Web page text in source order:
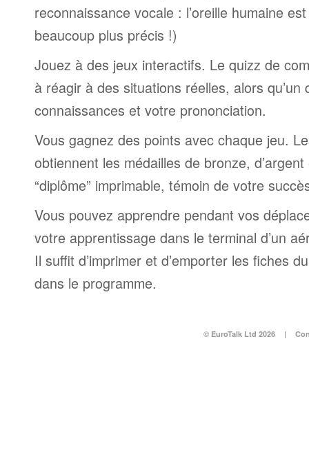
reconnaissance vocale : l’oreille humaine
beaucoup plus précis !)
Jouez à des jeux interactifs. Le quizz de
à réagir à des situations réelles, alors
connaissances et votre prononciation.
Vous gagnez des points avec chaque jeu.
obtiennent les médailles de bronze, d’argent
“diplôme” imprimable, témoin de votre
Vous pouvez apprendre pendant vos
votre apprentissage dans le terminal d’un
Il suffit d’imprimer et d’emporter les fiches
dans le programme.
© EuroTalk Ltd 2026 |